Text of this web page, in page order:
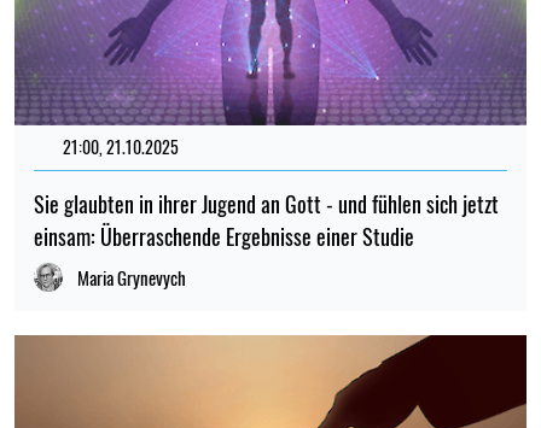
21:00, 21.10.2025
Sie glaubten in ihrer Jugend an Gott - und fühlen sich jetzt
einsam: Überraschende Ergebnisse einer Studie
Maria Grynevych